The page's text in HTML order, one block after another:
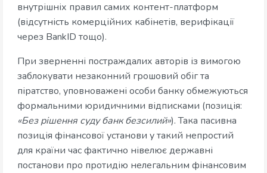
внутрішніх правил самих контент-платформ
(відсутність комерційних кабінетів, верифікації
через BankID тощо).
При зверненні постраждалих авторів із вимогою
заблокувати незаконний грошовий обіг та
піратство, уповноважені особи банку обмежуються
формальними юридичними відписками (позиція:
«Без рішення суду банк безсилий»). Така пасивна
позиція фінансової установи у такий непростий
для країни час фактично нівелює державні
постанови про протидію нелегальним фінансовим